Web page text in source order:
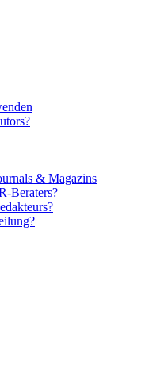
& Magazins
Beraters?